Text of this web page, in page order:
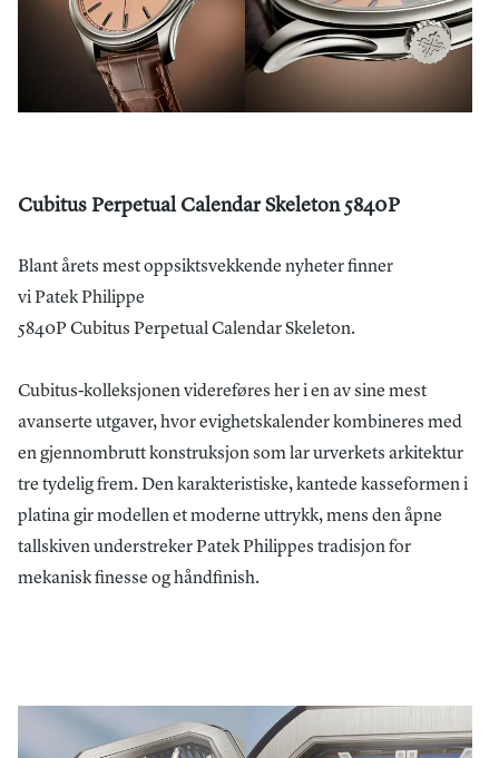
Cubitus Perpetual Calendar Skeleton 5840P
Blant årets mest oppsiktsvekkende nyheter finner
vi Patek Philippe
5840P Cubitus Perpetual Calendar Skeleton.
Cubitus-kolleksjonen videreføres her i en av sine mest
avanserte utgaver, hvor evighetskalender kombineres med
en gjennombrutt konstruksjon som lar urverkets arkitektur
tre tydelig frem. Den karakteristiske, kantede kasseformen i
platina gir modellen et moderne uttrykk, mens den åpne
tallskiven understreker Patek Philippes tradisjon for
mekanisk finesse og håndfinish.